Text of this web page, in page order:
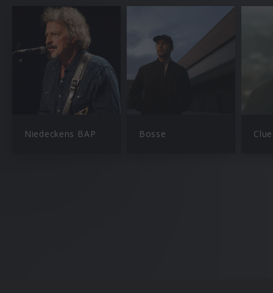
Niedeckens BAP Bosse